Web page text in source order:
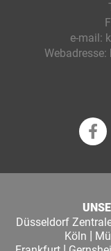
e-mail:
Webadresse:
Düsseldorf
Köln |